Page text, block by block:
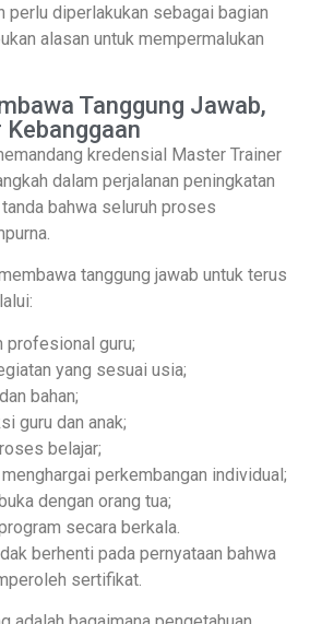
perlu diperlakukan sebagai bagian
alasan untuk mempermalukan
Tanggung Jawab,
Kebanggaan
kredensial Master Trainer
dalam perjalanan peningkatan
bahwa seluruh proses
tanggung jawab untuk terus
profesional guru;
yang sesuai usia;
bahan;
guru dan anak;
belajar;
perkembangan individual;
dengan orang tua;
secara berkala.
berhenti pada pernyataan bahwa
sertifikat.